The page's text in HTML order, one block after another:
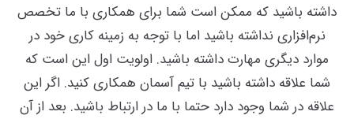
داشته باشید که ممکن است شما برای همکاری با ما تخصص
نرم‌افزاری نداشته باشید اما با توجه به زمینه کاری خود در
موارد دیگری مهارت داشته باشید. اولویت اول این است که
شما علاقه داشته باشید با تیم آسمان همکاری کنید. اگر این
علاقه در شما وجود دارد حتما با ما در ارتباط باشید. بعد از آن